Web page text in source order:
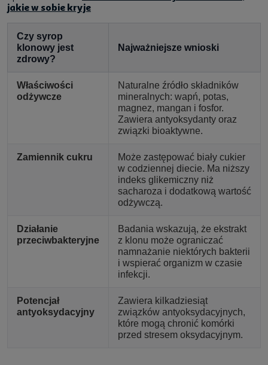
jakie w sobie kryje
Czy syrop
klonowy jest
zdrowy?
Najważniejsze wnioski
Właściwości
odżywcze
Naturalne źródło składników
mineralnych: wapń, potas,
magnez, mangan i fosfor.
Zawiera antyoksydanty oraz
związki bioaktywne.
Zamiennik cukru
Może zastępować biały cukier
w codziennej diecie. Ma niższy
indeks glikemiczny niż
sacharoza i dodatkową wartość
odżywczą.
Działanie
przeciwbakteryjne
Badania wskazują, że ekstrakt
z klonu może ograniczać
namnażanie niektórych bakterii
i wspierać organizm w czasie
infekcji.
Potencjał
antyoksydacyjny
Zawiera kilkadziesiąt
związków antyoksydacyjnych,
które mogą chronić komórki
przed stresem oksydacyjnym.